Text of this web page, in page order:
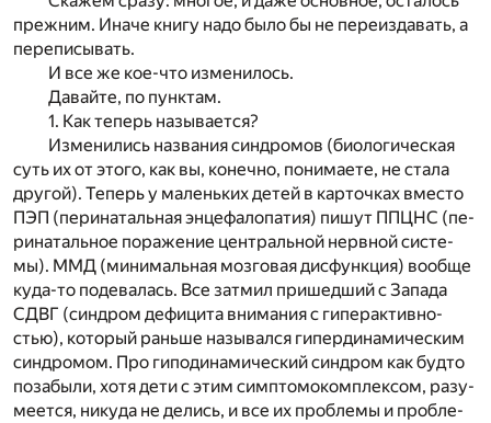
преж­ним. Ина­че кни­гу надо было бы не пе­ре­из­да­вать, а
пе­ре­пи­сы­вать.
И все же кое-что из­ме­ни­лось.
Да­вай­те, по пунк­там.
1. Как те­перь на­зы­ва­ет­ся?
Из­ме­ни­лись на­зва­ния син­дро­мов (био­ло­ги­че­ская
суть их от это­го, как вы, ко­неч­но, по­ни­ма­е­те, не ста­ла
дру­гой). Те­перь у ма­лень­ких де­тей в кар­точ­ках вме­сто
ПЭП (пе­ри­на­таль­ная эн­це­фа­ло­па­тия) пи­шут ПП­ЦНС (пе­
ри­на­таль­ное по­ра­же­ние цен­траль­ной нерв­ной си­сте­
мы). ММД (ми­ни­маль­ная моз­го­вая дисфунк­ция) во­об­ще
куда-то по­де­ва­лась. Все за­тмил при­шед­ший с За­па­да
СДВГ (син­дром де­фи­ци­та вни­ма­ния с ги­пе­рак­тив­но­
стью), ко­то­рый рань­ше на­зы­вал­ся ги­пер­ди­на­ми­че­ским
син­дро­мом. Про ги­по­ди­на­ми­че­ский син­дром как буд­то
по­за­бы­ли, хотя дети с этим симп­то­мо­ком­плек­сом, ра­зу­
ме­ет­ся, ни­ку­да не де­лись, и все их про­бле­мы и про­бле­